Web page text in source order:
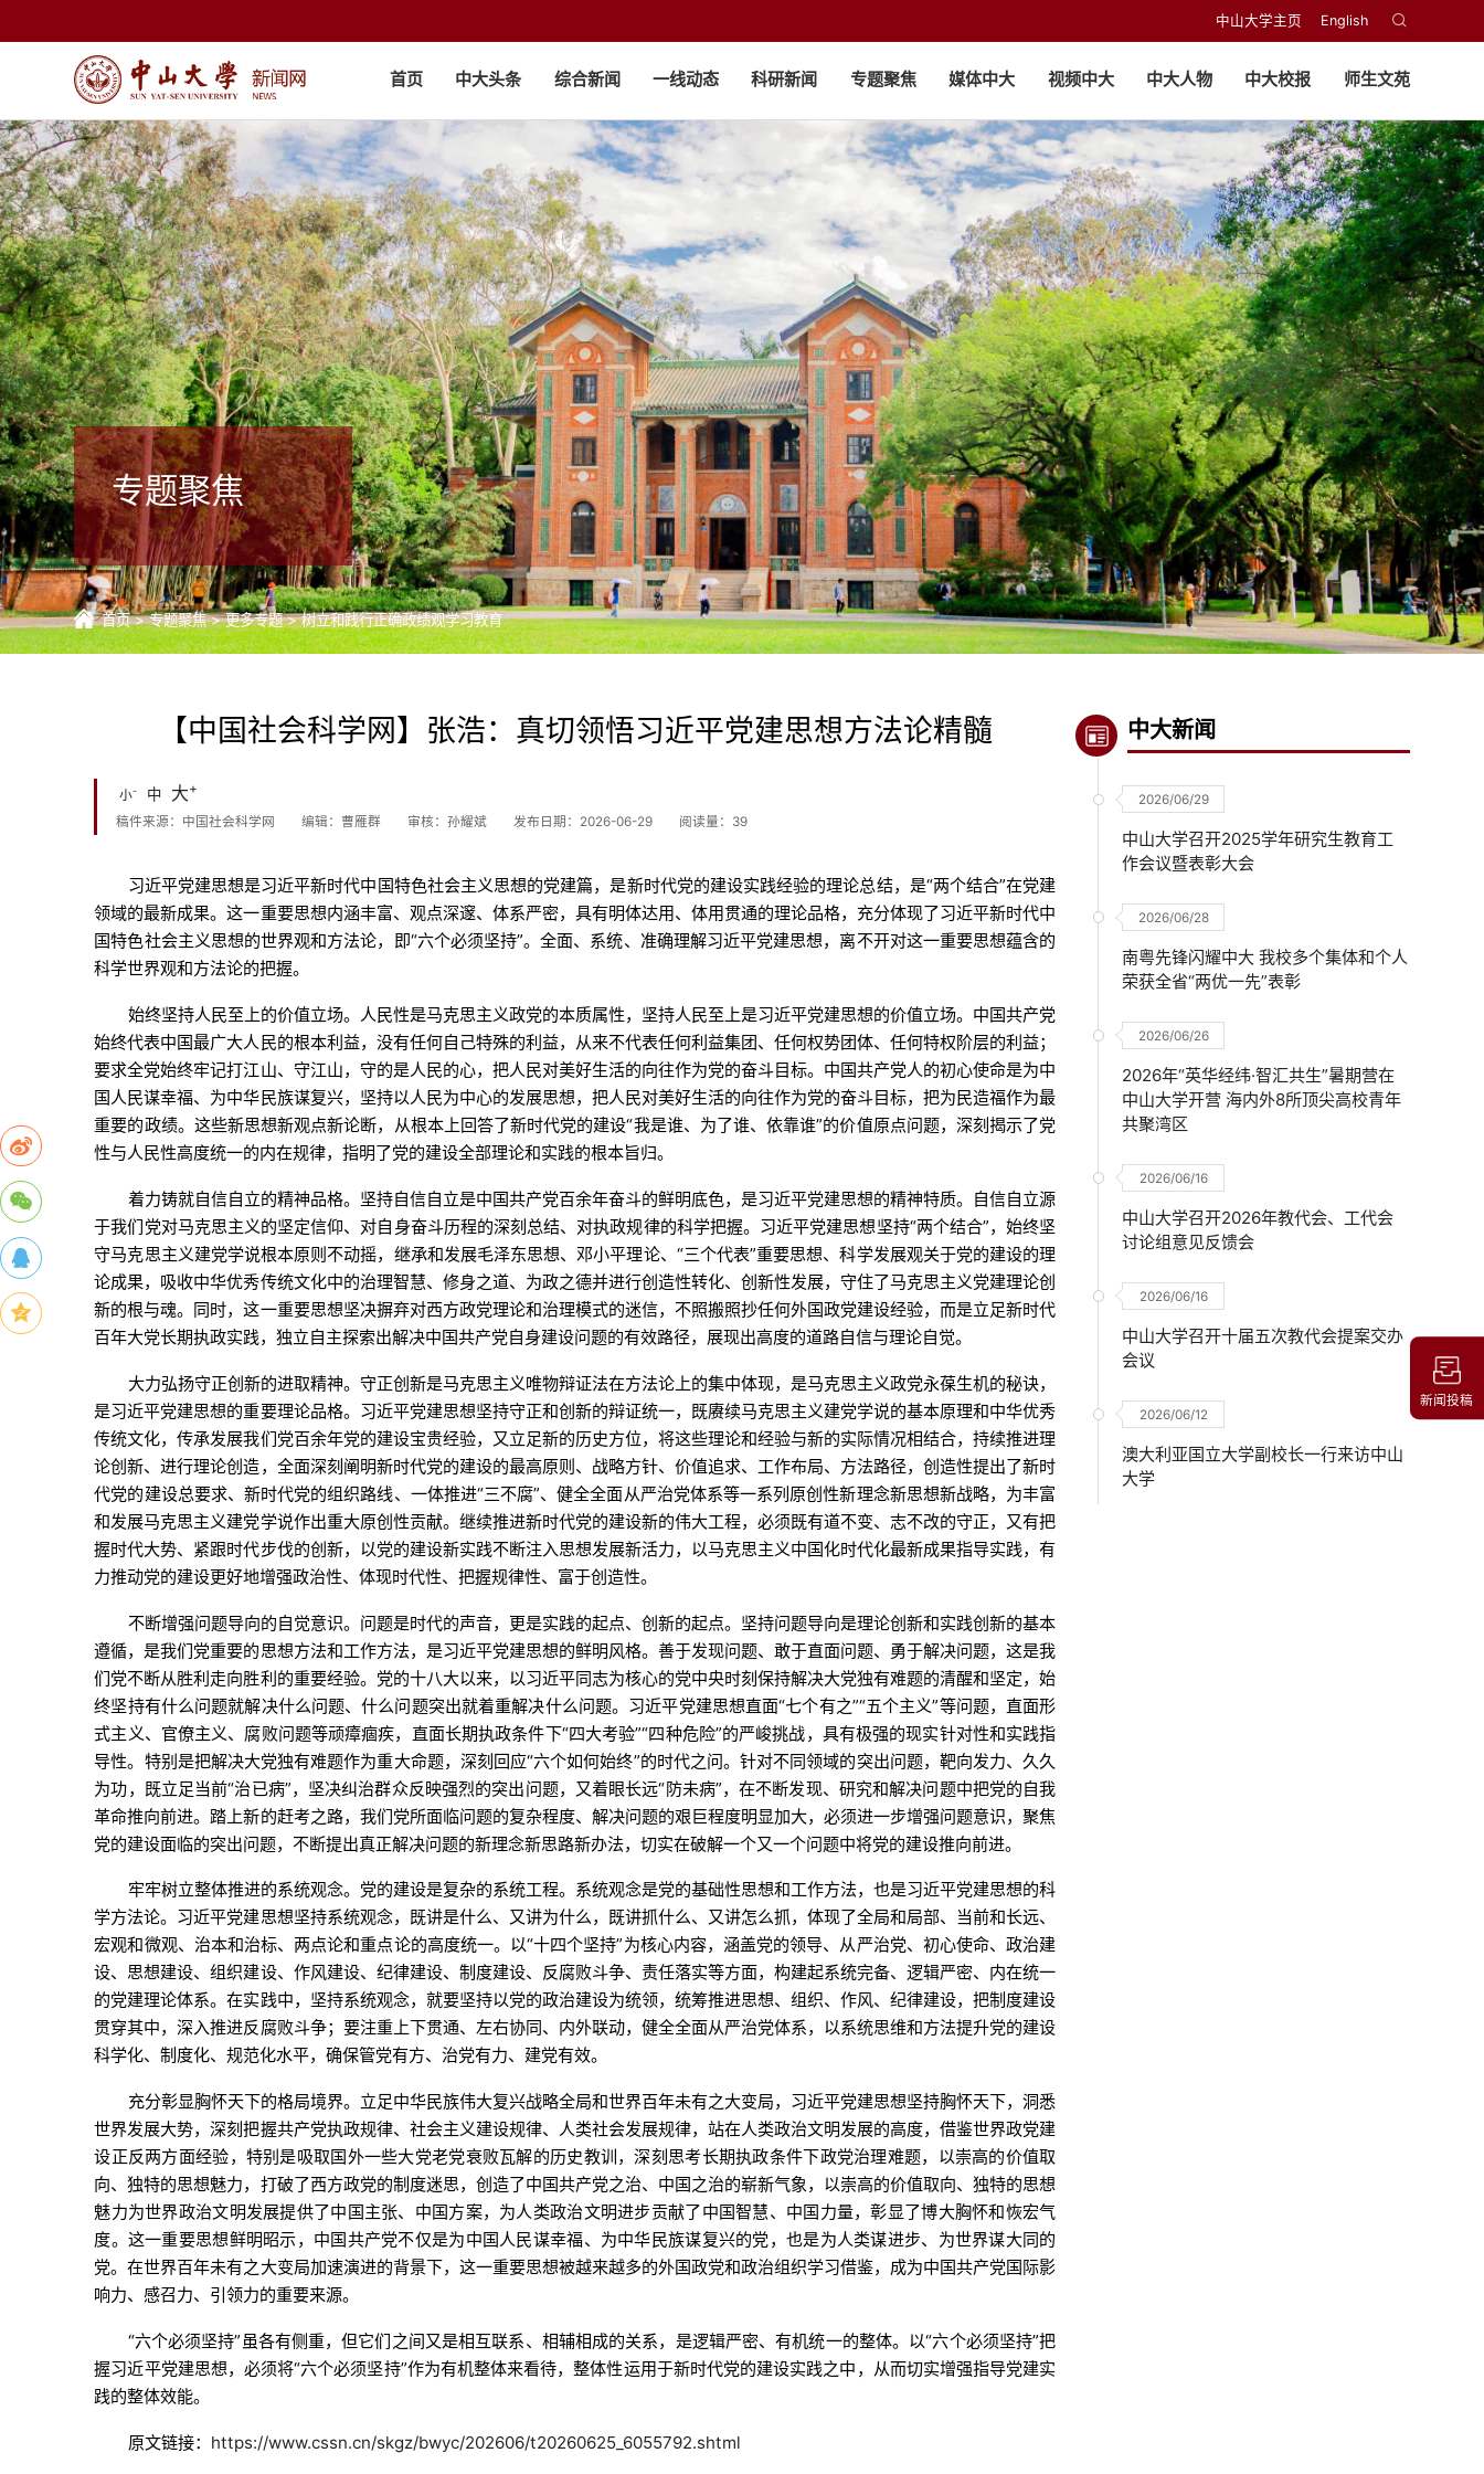
中山大学主页 English
首页 中大头条 综合新闻 一线动态 科研新闻 专题聚焦 媒体中大 视频中大 中大人物 中大校报 师生文苑
专题聚焦
首页>专题聚焦>更多专题>树立和践行正确政绩观学习教育
【中国社会科学网】张浩：真切领悟习近平党建思想方法论精髓
小- 中 大+
稿件来源：中国社会科学网 编辑：曹雁群 审核：孙耀斌 发布日期：2026-06-29 阅读量： 39
习近平党建思想是习近平新时代中国特色社会主义思想的党建篇，是新时代党的建设实践经验的理论总结，是“两个结合”在党建
领域的最新成果。这一重要思想内涵丰富、观点深邃、体系严密，具有明体达用、体用贯通的理论品格，充分体现了习近平新时代中
国特色社会主义思想的世界观和方法论，即“六个必须坚持”。全面、系统、准确理解习近平党建思想，离不开对这一重要思想蕴含的
科学世界观和方法论的把握。
始终坚持人民至上的价值立场。人民性是马克思主义政党的本质属性，坚持人民至上是习近平党建思想的价值立场。中国共产党
始终代表中国最广大人民的根本利益，没有任何自己特殊的利益，从来不代表任何利益集团、任何权势团体、任何特权阶层的利益；
要求全党始终牢记打江山、守江山，守的是人民的心，把人民对美好生活的向往作为党的奋斗目标。中国共产党人的初心使命是为中
国人民谋幸福、为中华民族谋复兴，坚持以人民为中心的发展思想，把人民对美好生活的向往作为党的奋斗目标，把为民造福作为最
重要的政绩。这些新思想新观点新论断，从根本上回答了新时代党的建设“我是谁、为了谁、依靠谁”的价值原点问题，深刻揭示了党
性与人民性高度统一的内在规律，指明了党的建设全部理论和实践的根本旨归。
着力铸就自信自立的精神品格。坚持自信自立是中国共产党百余年奋斗的鲜明底色，是习近平党建思想的精神特质。自信自立源
于我们党对马克思主义的坚定信仰、对自身奋斗历程的深刻总结、对执政规律的科学把握。习近平党建思想坚持“两个结合”，始终坚
守马克思主义建党学说根本原则不动摇，继承和发展毛泽东思想、邓小平理论、“三个代表”重要思想、科学发展观关于党的建设的理
论成果，吸收中华优秀传统文化中的治理智慧、修身之道、为政之德并进行创造性转化、创新性发展，守住了马克思主义党建理论创
新的根与魂。同时，这一重要思想坚决摒弃对西方政党理论和治理模式的迷信，不照搬照抄任何外国政党建设经验，而是立足新时代
百年大党长期执政实践，独立自主探索出解决中国共产党自身建设问题的有效路径，展现出高度的道路自信与理论自觉。
大力弘扬守正创新的进取精神。守正创新是马克思主义唯物辩证法在方法论上的集中体现，是马克思主义政党永葆生机的秘诀，
是习近平党建思想的重要理论品格。习近平党建思想坚持守正和创新的辩证统一，既赓续马克思主义建党学说的基本原理和中华优秀
传统文化，传承发展我们党百余年党的建设宝贵经验，又立足新的历史方位，将这些理论和经验与新的实际情况相结合，持续推进理
论创新、进行理论创造，全面深刻阐明新时代党的建设的最高原则、战略方针、价值追求、工作布局、方法路径，创造性提出了新时
代党的建设总要求、新时代党的组织路线、一体推进“三不腐”、健全全面从严治党体系等一系列原创性新理念新思想新战略，为丰富
和发展马克思主义建党学说作出重大原创性贡献。继续推进新时代党的建设新的伟大工程，必须既有道不变、志不改的守正，又有把
握时代大势、紧跟时代步伐的创新，以党的建设新实践不断注入思想发展新活力，以马克思主义中国化时代化最新成果指导实践，有
力推动党的建设更好地增强政治性、体现时代性、把握规律性、富于创造性。
不断增强问题导向的自觉意识。问题是时代的声音，更是实践的起点、创新的起点。坚持问题导向是理论创新和实践创新的基本
遵循，是我们党重要的思想方法和工作方法，是习近平党建思想的鲜明风格。善于发现问题、敢于直面问题、勇于解决问题，这是我
们党不断从胜利走向胜利的重要经验。党的十八大以来，以习近平同志为核心的党中央时刻保持解决大党独有难题的清醒和坚定，始
终坚持有什么问题就解决什么问题、什么问题突出就着重解决什么问题。习近平党建思想直面“七个有之”“五个主义”等问题，直面形
式主义、官僚主义、腐败问题等顽瘴痼疾，直面长期执政条件下“四大考验”“四种危险”的严峻挑战，具有极强的现实针对性和实践指
导性。特别是把解决大党独有难题作为重大命题，深刻回应“六个如何始终”的时代之问。针对不同领域的突出问题，靶向发力、久久
为功，既立足当前“治已病”，坚决纠治群众反映强烈的突出问题，又着眼长远“防未病”，在不断发现、研究和解决问题中把党的自我
革命推向前进。踏上新的赶考之路，我们党所面临问题的复杂程度、解决问题的艰巨程度明显加大，必须进一步增强问题意识，聚焦
党的建设面临的突出问题，不断提出真正解决问题的新理念新思路新办法，切实在破解一个又一个问题中将党的建设推向前进。
牢牢树立整体推进的系统观念。党的建设是复杂的系统工程。系统观念是党的基础性思想和工作方法，也是习近平党建思想的科
学方法论。习近平党建思想坚持系统观念，既讲是什么、又讲为什么，既讲抓什么、又讲怎么抓，体现了全局和局部、当前和长远、
宏观和微观、治本和治标、两点论和重点论的高度统一。以“十四个坚持”为核心内容，涵盖党的领导、从严治党、初心使命、政治建
设、思想建设、组织建设、作风建设、纪律建设、制度建设、反腐败斗争、责任落实等方面，构建起系统完备、逻辑严密、内在统一
的党建理论体系。在实践中，坚持系统观念，就要坚持以党的政治建设为统领，统筹推进思想、组织、作风、纪律建设，把制度建设
贯穿其中，深入推进反腐败斗争；要注重上下贯通、左右协同、内外联动，健全全面从严治党体系，以系统思维和方法提升党的建设
科学化、制度化、规范化水平，确保管党有方、治党有力、建党有效。
充分彰显胸怀天下的格局境界。立足中华民族伟大复兴战略全局和世界百年未有之大变局，习近平党建思想坚持胸怀天下，洞悉
世界发展大势，深刻把握共产党执政规律、社会主义建设规律、人类社会发展规律，站在人类政治文明发展的高度，借鉴世界政党建
设正反两方面经验，特别是吸取国外一些大党老党衰败瓦解的历史教训，深刻思考长期执政条件下政党治理难题，以崇高的价值取
向、独特的思想魅力，打破了西方政党的制度迷思，创造了中国共产党之治、中国之治的崭新气象，以崇高的价值取向、独特的思想
魅力为世界政治文明发展提供了中国主张、中国方案，为人类政治文明进步贡献了中国智慧、中国力量，彰显了博大胸怀和恢宏气
度。这一重要思想鲜明昭示，中国共产党不仅是为中国人民谋幸福、为中华民族谋复兴的党，也是为人类谋进步、为世界谋大同的
党。在世界百年未有之大变局加速演进的背景下，这一重要思想被越来越多的外国政党和政治组织学习借鉴，成为中国共产党国际影
响力、感召力、引领力的重要来源。
“六个必须坚持”虽各有侧重，但它们之间又是相互联系、相辅相成的关系，是逻辑严密、有机统一的整体。以“六个必须坚持”把
握习近平党建思想，必须将“六个必须坚持”作为有机整体来看待，整体性运用于新时代党的建设实践之中，从而切实增强指导党建实
践的整体效能。
原文链接： https://www.cssn.cn/skgz/bwyc/202606/t20260625_6055792.shtml
中大新闻
2026/06/29
中山大学召开2025学年研究生教育工
作会议暨表彰大会
2026/06/28
南粤先锋闪耀中大 我校多个集体和个人
荣获全省“两优一先”表彰
2026/06/26
2026年“英华经纬·智汇共生”暑期营在
中山大学开营 海内外8所顶尖高校青年
共聚湾区
2026/06/16
中山大学召开2026年教代会、工代会
讨论组意见反馈会
2026/06/16
中山大学召开十届五次教代会提案交办
会议
2026/06/12
澳大利亚国立大学副校长一行来访中山
大学
新闻投稿